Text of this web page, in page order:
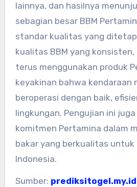
lainnya, dan hasilnya
sebagian besar BBM
standar kualitas yang
kualitas BBM yang
terus menggunakan produk
keyakinan bahwa kendaraan
beroperasi dengan baik,
lingkungan. Pengujian ini
komitmen Pertamina dalam
bakar yang berkualitas
Indonesia.
Sumber: prediksitogel.my.id